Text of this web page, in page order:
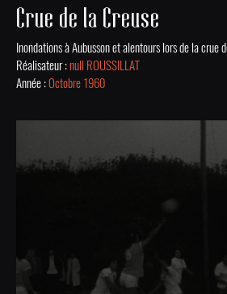
Crue de la Creuse
Réalisateur :null ROUSSILLAT
Année :Octobre 1960